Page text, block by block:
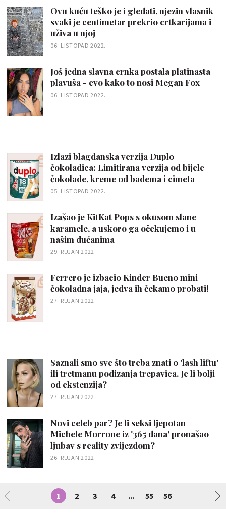
Ovu kuću teško je i gledati, njezin vlasnik
svaki je centimetar prekrio crtkarijama i
uživa u njoj
06. LISTOPAD 2022.
Još jedna slavna crnka postala platinasta
plavuša - evo kako to nosi Megan Fox
06. LISTOPAD 2022.
Izlazi blagdanska verzija Duplo
čokoladica: Limitirana verzija od bijele
čokolade, kreme od badema i cimeta
05. LISTOPAD 2022.
Izašao je KitKat Pops s okusom slane
karamele, a uskoro ga očekujemo i u
našim dućanima
29. RUJAN 2022.
Ferrero je izbacio Kinder Bueno mini
čokoladna jaja, jedva ih čekamo probati!
27. RUJAN 2022.
Saznali smo sve što treba znati o 'lash liftu'
ili tretmanu podizanja trepavica. Je li bolji
od ekstenzija?
27. RUJAN 2022.
Novi celeb par? Je li seksi ljepotan
Michele Morrone iz '365 dana' pronašao
ljubav s reality zvijezdom?
26. RUJAN 2022.
1 2 3 4 ... 55 56